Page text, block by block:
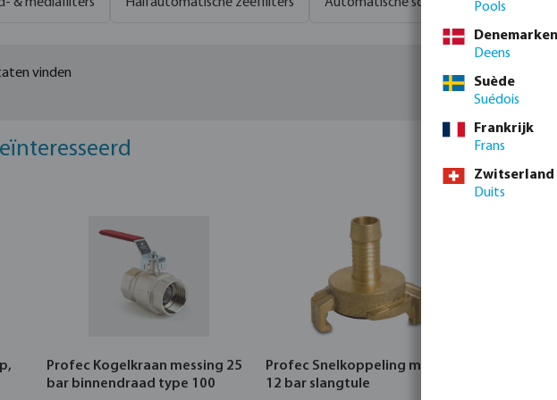
vinden
Profec Kogelkraan messing 25
bar binnendraad type 100
Profec Snelkoppeling messing
12 bar slangtule
Pools
Denemarken
Deens
Suède
Suédois
Frankrijk
Frans
Zwitserland
Duits